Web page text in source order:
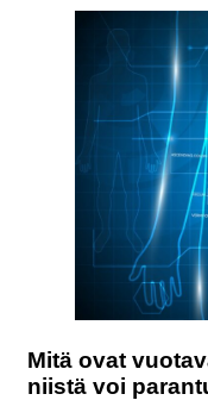
Mitä ovat
niistä voi